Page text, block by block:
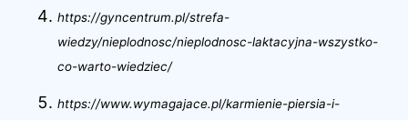
https://gyncentrum.pl/strefa-
wiedzy/nieplodnosc/nieplodnosc-laktacyjna-wszystko-
co-warto-wiedziec/
https://www.wymagajace.pl/karmienie-piersia-i-